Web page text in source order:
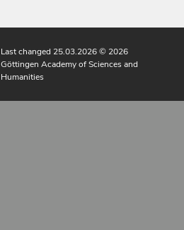
Last changed 25.03.2026© 2026
Göttingen Academy of Sciences and
Humanities